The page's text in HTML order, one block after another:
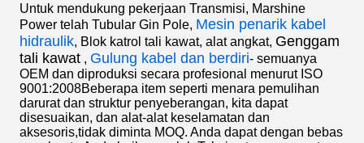
Untuk mendukung pekerjaan Transmisi, Marshine
Power telah Tubular Gin Pole, Mesin penarik kabel
hidraulik, Blok katrol tali kawat, alat angkat, Genggam
tali kawat , Gulung kabel dan berdiri- semuanya
OEM dan diproduksi secara profesional menurut ISO
9001:2008Beberapa item seperti menara pemulihan
darurat dan struktur penyeberangan, kita dapat
disesuaikan, dan alat-alat keselamatan dan
aksesoris,tidak diminta MOQ. Anda dapat dengan bebas